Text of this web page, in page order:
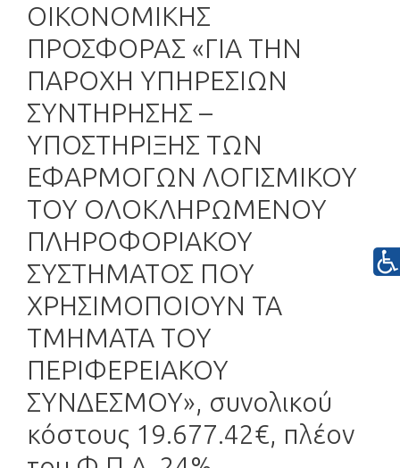
ΟΙΚΟΝΟΜΙΚΗΣ
ΠΡΟΣΦΟΡΑΣ «ΓΙΑ ΤΗΝ
ΠΑΡΟΧΗ ΥΠΗΡΕΣΙΩΝ
ΣΥΝΤΗΡΗΣΗΣ –
ΥΠΟΣΤΗΡΙΞΗΣ ΤΩΝ
ΕΦΑΡΜΟΓΩΝ ΛΟΓΙΣΜΙΚΟΥ
ΤΟΥ ΟΛΟΚΛΗΡΩΜΕΝΟΥ
ΠΛΗΡΟΦΟΡΙΑΚΟΥ
ΣΥΣΤΗΜΑΤΟΣ ΠΟΥ
ΧΡΗΣΙΜΟΠΟΙΟΥΝ ΤΑ
ΤΜΗΜΑΤΑ ΤΟΥ
ΠΕΡΙΦΕΡΕΙΑΚΟΥ
ΣΥΝΔΕΣΜΟΥ», συνολικού
κόστους 19.677.42€, πλέον